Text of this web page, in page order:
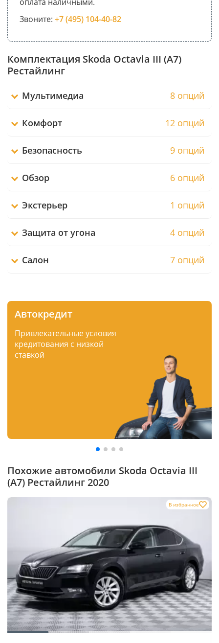
Звоните: +7 (495) 104-40-82
Комплектация Skoda Octavia III (A7)
Рестайлинг
Мультимедиа 8 опций
Комфорт 12 опций
Безопасность 9 опций
Обзор 6 опций
Экстерьер 1 опций
Защита от угона 4 опций
Салон 7 опций
Автокредит
Привлекательные условия
кредитования с низкой
ставкой
Похожие автомобили Skoda Octavia III
(A7) Рестайлинг 2020
В избранное